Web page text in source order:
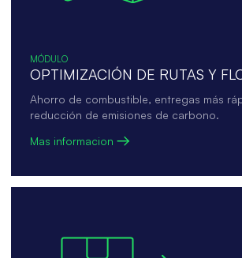
MÓDULO
OPTIMIZACIÓN DE RUTAS Y
Ahorro de combustible, entregas más
reducción de emisiones de carbono.
Mas informacion